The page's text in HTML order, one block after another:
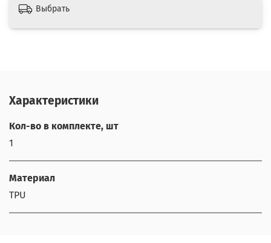
Выбрать
Характеристики
Кол-во в комплекте, шт
1
Материал
TPU